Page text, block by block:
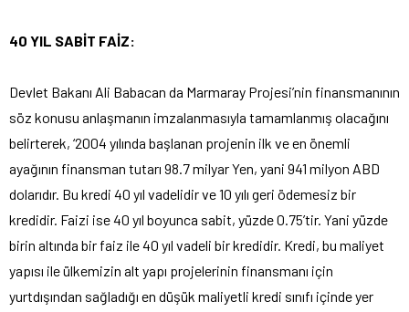
40 YIL SABİT FAİZ:
Devlet Bakanı Ali Babacan da Marmaray Projesi’nin finansmanının
söz konusu anlaşmanın imzalanmasıyla tamamlanmış olacağını
belirterek, ‘2004 yılında başlanan projenin ilk ve en önemli
ayağının finansman tutarı 98.7 milyar Yen, yani 941 milyon ABD
dolarıdır. Bu kredi 40 yıl vadelidir ve 10 yılı geri ödemesiz bir
kredidir. Faizi ise 40 yıl boyunca sabit, yüzde 0.75’tir. Yani yüzde
birin altında bir faiz ile 40 yıl vadeli bir kredidir. Kredi, bu maliyet
yapısı ile ülkemizin alt yapı projelerinin finansmanı için
yurtdışından sağladığı en düşük maliyetli kredi sınıfı içinde yer